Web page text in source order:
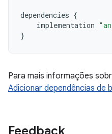
dependencies {
implementation
}
Para mais informações
Adicionar dependências de
Feedback